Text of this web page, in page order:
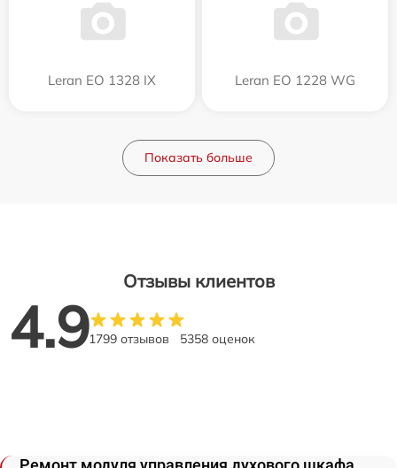
Leran EO 1328 IX Leran EO 1228 WG
Показать больше
Отзывы клиентов
4.91799 отзывов 5358 оценок